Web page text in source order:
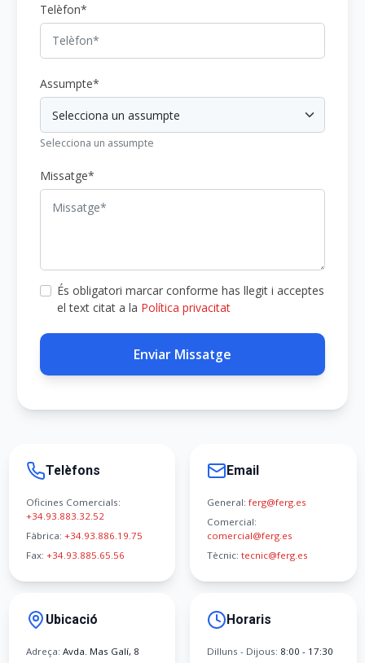
Telèfon*
Assumpte*
Selecciona un assumpte
Missatge*
És obligatori marcar conforme has llegit i acceptes
el text citat a la Política privacitat
Telèfons
Oficines Comercials:
+34.93.883.32.52
Fàbrica: +34.93.886.19.75
Fax: +34.93.885.65.56
Email
General: ferg@ferg.es
Comercial:
comercial@ferg.es
Tècnic: tecnic@ferg.es
Ubicació
Adreça: Avda. Mas Galí, 8
Horaris
Dilluns - Dijous: 8:00 - 17:30